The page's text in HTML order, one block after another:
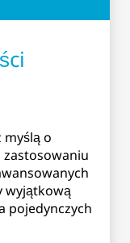
myślą o
zastosowaniu
wyjątkową
pojedynczych